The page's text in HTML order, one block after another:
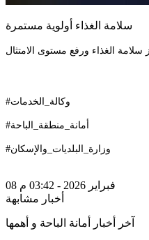
سلامة الغذاء أولوية مستمرة
#وكالة_الخدمات
#أمانة_منطقة_الباحة
#وزارة_البلديات_والإسكان
08 فبراير 2026 - 03:42 م
أخبار مشابهة
آخر أخبار أمانة الباحة و أهمها